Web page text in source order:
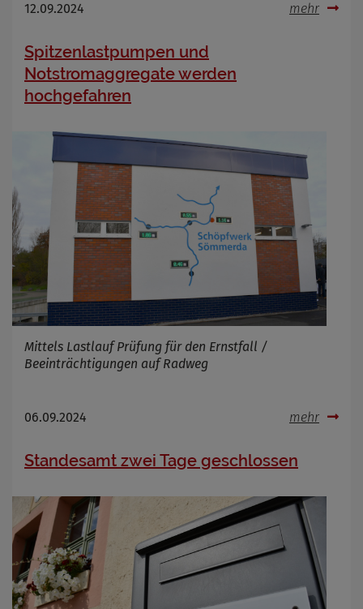
12.09.2024 mehr
Spitzenlastpumpen und
Notstromaggregate werden
hochgefahren
Mittels Lastlauf Prüfung für den Ernstfall /
Beeinträchtigungen auf Radweg
06.09.2024 mehr
Standesamt zwei Tage geschlossen